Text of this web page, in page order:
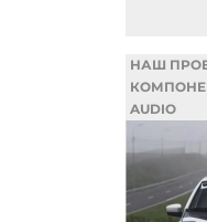
НАШ
AUDIO